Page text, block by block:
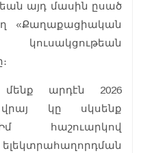
այդ մասին ըսած
«Քաղաքացիական
արդէն 2026
կը սկսենք
հաշուարկով